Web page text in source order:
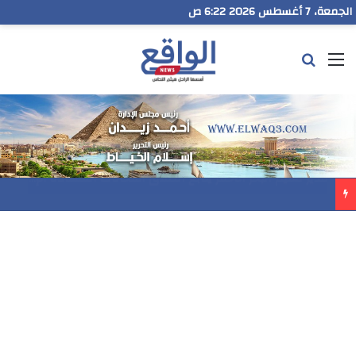
الجمعة، 7 أغسطس 2026 6:22 ص
القائمة